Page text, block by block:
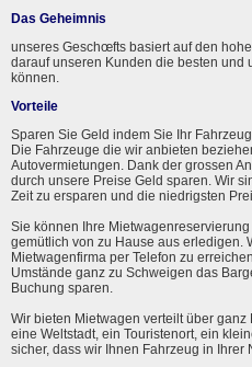
Das Geheimnis
unseres Geschœfts basiert auf den
darauf unseren Kunden die besten und
können.
Vorteile
Sparen Sie Geld indem Sie Ihr
Die Fahrzeuge die wir anbieten
Autovermietungen. Dank der grossen
durch unsere Preise Geld sparen. Wir
Zeit zu ersparen und die niedrigsten
Sie können Ihre
gemütlich von zu Hause aus erledigen.
Mietwagenfirma per Telefon zu
Umstände ganz zu Schweigen das
Buchung sparen.
Wir bieten Mietwagen verteilt über
eine Weltstadt, ein Touristenort, ein
sicher, dass wir Ihnen Fahrzeug in